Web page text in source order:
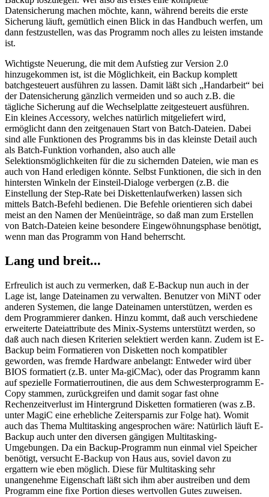
Datensicherung machen möchte, kann, während bereits die erste
Sicherung läuft, gemütlich einen Blick in das Handbuch werfen, um
dann festzustellen, was das Programm noch alles zu leisten imstande
ist.
Wichtigste Neuerung, die mit dem Aufstieg zur Version 2.0
hinzugekommen ist, ist die Möglichkeit, ein Backup komplett
batchgesteuert ausführen zu lassen. Damit läßt sich „Handarbeit“ bei
der Datensicherung gänzlich vermeiden und so auch z.B. die
tägliche Sicherung auf die Wechselplatte zeitgesteuert ausführen.
Ein kleines Accessory, welches natürlich mitgeliefert wird,
ermöglicht dann den zeitgenauen Start von Batch-Dateien. Dabei
sind alle Funktionen des Programms bis in das kleinste Detail auch
als Batch-Funktion vorhanden, also auch alle
Selektionsmöglichkeiten für die zu sichernden Dateien, wie man es
auch von Hand erledigen könnte. Selbst Funktionen, die sich in den
hintersten Winkeln der Einsteil-Dialoge verbergen (z.B. die
Einstellung der Step-Rate bei Diskettenlaufwerken) lassen sich
mittels Batch-Befehl bedienen. Die Befehle orientieren sich dabei
meist an den Namen der Menüeinträge, so daß man zum Erstellen
von Batch-Dateien keine besondere Eingewöhnungsphase benötigt,
wenn man das Programm von Hand beherrscht.
Lang und breit...
Erfreulich ist auch zu vermerken, daß E-Backup nun auch in der
Lage ist, lange Dateinamen zu verwalten. Benutzer von MiNT oder
anderen Systemen, die lange Dateinamen unterstützen, werden es
dem Programmierer danken. Hinzu kommt, daß auch verschiedene
erweiterte Dateiattribute des Minix-Systems unterstützt werden, so
daß auch nach diesen Kriterien selektiert werden kann. Zudem ist E-
Backup beim Formatieren von Disketten noch kompatibler
geworden, was fremde Hardware anbelangt: Entweder wird über
BIOS formatiert (z.B. unter Ma-giCMac), oder das Programm kann
auf spezielle Formatierroutinen, die aus dem Schwesterprogramm E-
Copy stammen, zurückgreifen und damit sogar fast ohne
Rechenzeitverlust im Hintergrund Disketten formatieren (was z.B.
unter MagiC eine erhebliche Zeitersparnis zur Folge hat). Womit
auch das Thema Multitasking angesprochen wäre: Natürlich läuft E-
Backup auch unter den diversen gängigen Multitasking-
Umgebungen. Da ein Backup-Programm nun einmal viel Speicher
benötigt, versucht E-Backup von Haus aus, soviel davon zu
ergattern wie eben möglich. Diese für Multitasking sehr
unangenehme Eigenschaft läßt sich ihm aber austreiben und dem
Programm eine fixe Portion dieses wertvollen Gutes zuweisen.